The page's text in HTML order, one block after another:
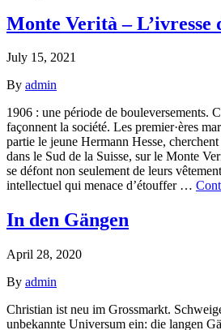
Monte Verità – L’ivresse
July 15, 2021
By admin
1906 : une période de bouleversements.
façonnent la société. Les premier·ères
partie le jeune Hermann Hesse,
dans le Sud de la Suisse, sur le Monte
se défont non seulement de leurs
intellectuel qui menace d’étouffer …
In den Gängen
April 28, 2020
By admin
Christian ist neu im Grossmarkt.
unbekannte Universum ein: die langen